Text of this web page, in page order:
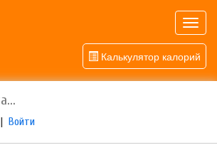
Калькулятор калорий
| Войти